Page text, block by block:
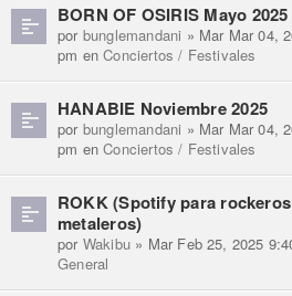
BORN OF OSIRIS Mayo 2025
por bunglemandani » Mar Mar 04,
pm enConciertos / Festivales
HANABIE Noviembre 2025
por bunglemandani » Mar Mar 04,
pm enConciertos / Festivales
ROKK (Spotify para
metaleros)
por Wakibu» Mar Feb 25, 2025
General